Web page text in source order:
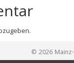
© 2026